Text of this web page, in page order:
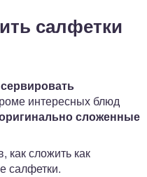
салфетки
интересных блюд
сложенные
как сложить как
салфетки.